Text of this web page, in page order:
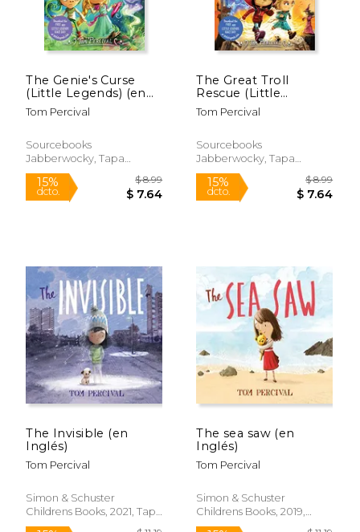
dcto. $ 16.14
Rápido
dcto. $
Rápido
The Genie's Curse
(Little Legends) (en
Inglés)
Tom Percival
Sourcebooks
Jabberwocky, Tapa
Blanda, Nuevo
The Great Troll
Rescue (Little
Legends) (en Inglés)
Tom Percival
Sourcebooks
Jabberwocky, Tapa
Blanda, Nuevo
The Invisible (en
Inglés)
Tom Percival
Simon & Schuster
Childrens Books, 2021, Tapa
Blanda, Nuevo
The sea saw (en
Inglés)
Tom Percival
Simon & Schuster
Childrens Books, 2019,
Tapa Blanda, Nuevo